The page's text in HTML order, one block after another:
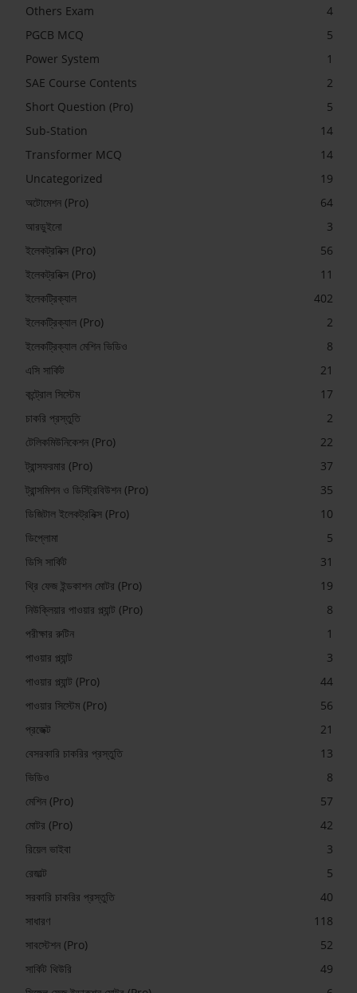
Others Exam
4
PGCB MCQ
5
Power System
1
SAE Course Contents
2
Short Question (Pro)
5
Sub-Station
14
Transformer MCQ
14
Uncategorized
19
অটোমেশন (Pro)
64
আরডুইনো
3
ইলেকট্রনিক্স (Pro)
56
ইলেকট্রনিক্স (Pro)
11
ইলেকট্রিক্যাল
402
ইলেকট্রিক্যাল (Pro)
2
ইলেকট্রিক্যাল মেশিন ভিডিও
8
এসি সার্কিট
21
কন্ট্রোল সিস্টেম
17
চাকরি প্রস্তুতি
2
টেলিকমিউনিকেশন (Pro)
22
ট্রান্সফরমার (Pro)
37
ট্রান্সমিশন ও ডিস্ট্রিবিউশন (Pro)
35
ডিজিটাল ইলেকট্রনিক্স (Pro)
10
ডিপ্লোমা
5
ডিসি সার্কিট
31
থ্রি ফেজ ইন্ডকাশন মোটর (Pro)
19
নিউক্লিয়ার পাওয়ার প্ল্যান্ট (Pro)
8
পরীক্ষার রুটিন
1
পাওয়ার প্ল্যান্ট
3
পাওয়ার প্ল্যান্ট (Pro)
44
পাওয়ার সিস্টেম (Pro)
56
প্রজেক্ট
21
বেসরকারি চাকরির প্রস্তুতি
13
ভিডিও
8
মেশিন (Pro)
57
মোটর (Pro)
42
রিয়েল ভাইবা
3
রেজাল্ট
5
সরকারি চাকরির প্রস্তুতি
40
সাধারণ
118
সাবস্টেশন (Pro)
52
সার্কিট থিউরি
49